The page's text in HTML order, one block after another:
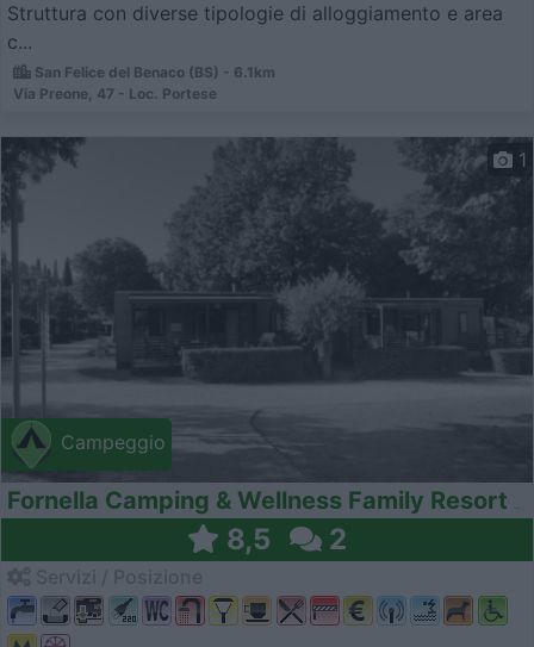
Struttura con diverse tipologie di alloggiamento e area
c...
San Felice del Benaco (BS) - 6.1km
Via Preone, 47 - Loc. Portese
Campeggio
1
Fornella Camping & Wellness Family Resort
8,5 2